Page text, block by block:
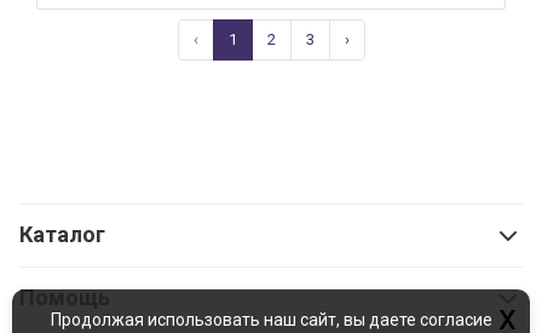
‹ 1 2 3 ›
Каталог
Помощь x
Продолжая использовать наш сайт, вы даете согласие